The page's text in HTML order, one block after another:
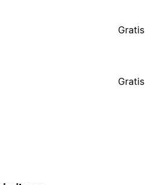
Gratis
Gratis